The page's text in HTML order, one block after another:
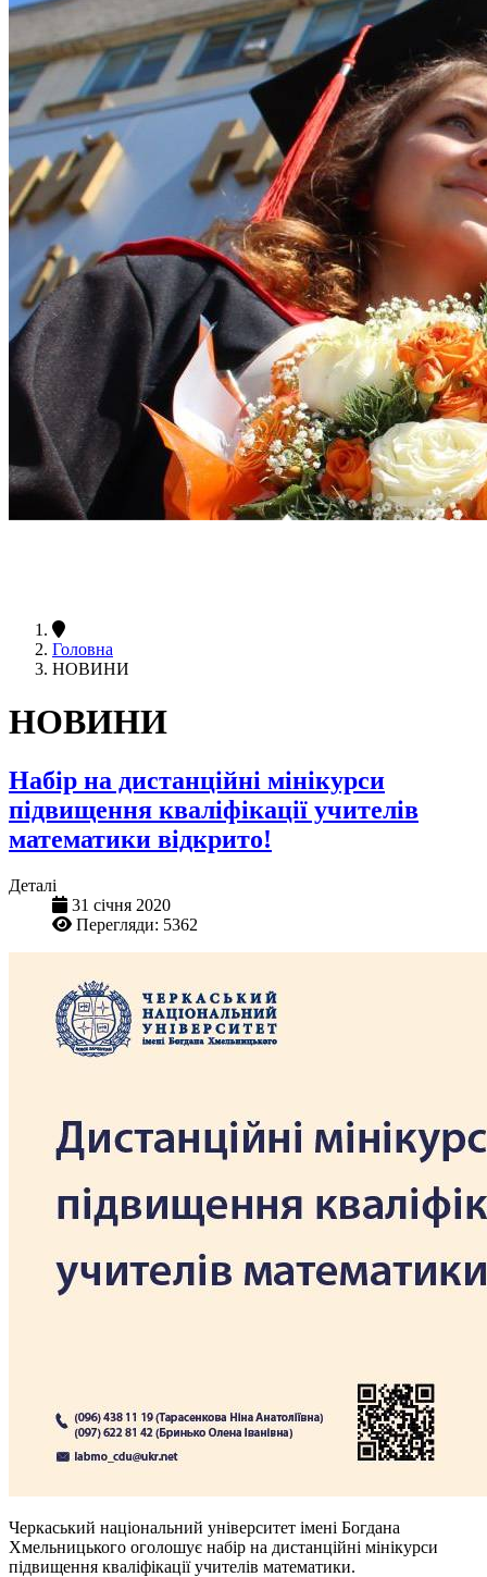
Головна
НОВИНИ
НОВИНИ
Набір на дистанційні мінікурси
підвищення кваліфікації учителів
математики відкрито!
Деталі
31 січня 2020
Перегляди: 5362
Черкаський національний університет імені Богдана
Хмельницького оголошує набір на дистанційні мінікурси
підвищення кваліфікації учителів математики.